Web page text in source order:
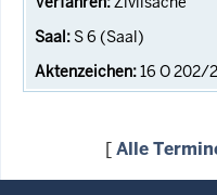
S 6 (Saal)
16 O 202/
[Alle